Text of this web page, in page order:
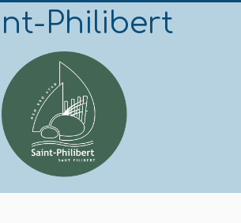
Philibert